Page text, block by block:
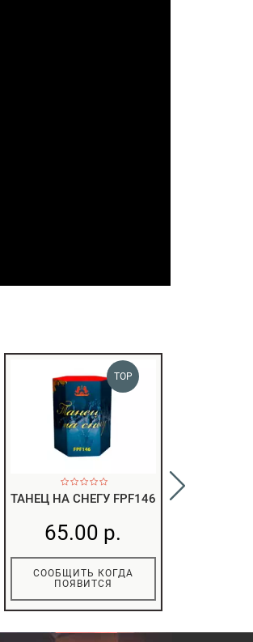
TOP
ТАНЕЦ НА СНЕГУ FPF146
65.00 р.
СООБЩИТЬ КОГДА
ПОЯВИТСЯ